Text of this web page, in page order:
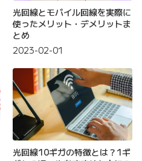
光回線とモバイル回線を実際に
使ったメリット・デメリットま
とめ
2023-02-01
光回線10ギガの特徴とは？1ギ